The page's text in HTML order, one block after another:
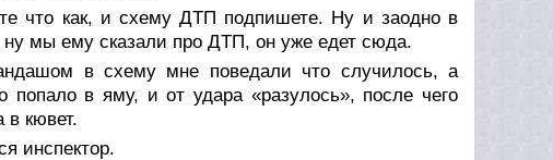
что как, и схему ДТП подпишете. Ну и заодно в
мы ему сказали про ДТП, он уже едет сюда.
в схему мне поведали что случилось, а
в яму, и от удара «разулось», после чего
в кювет.
инспектор.